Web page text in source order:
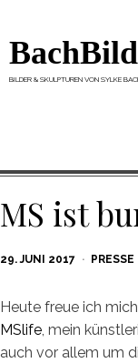
BILDER & SKULPTUREN VON SYLKE
MS ist
POSTED
29. JUNI 2017 PRESSE
Heute freue ich
MSlife, mein
auch vor allem um